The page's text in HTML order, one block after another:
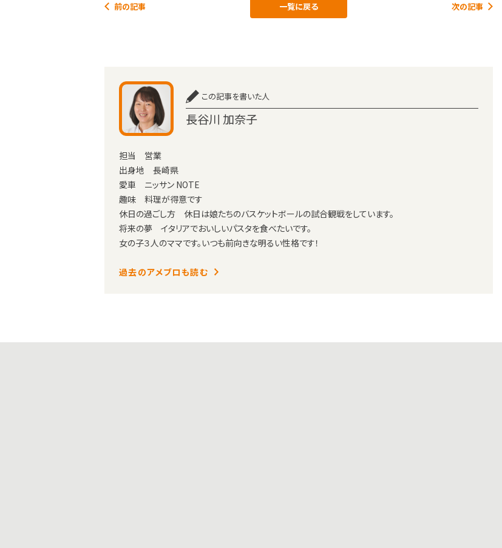
前の記事 一覧に戻る 次の記事
この記事を書いた人
長谷川 加奈子
担当 営業
出身地 長崎県
愛車 ニッサン NOTE
趣味 料理が得意です
休日の過ごし方 休日は娘たちのバスケットボールの試合観戦をしています。
将来の夢 イタリアでおいしいパスタを食べたいです。
女の子３人のママです。いつも前向きな明るい性格です！
過去のアメブロも読む